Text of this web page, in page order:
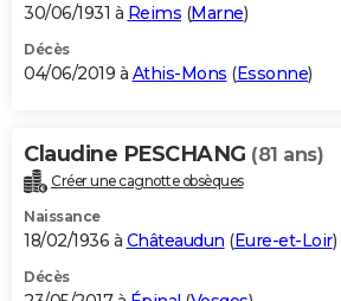
30/06/1931 à Reims (Marne)
Décès
04/06/2019 à Athis-Mons (Essonne)
Claudine PESCHANG (81 ans)
Créer une cagnotte obsèques
Naissance
18/02/1936 à Châteaudun (Eure-et-Loir)
Décès